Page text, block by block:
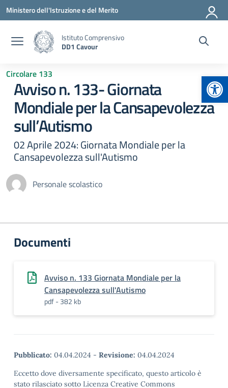
Vai ai contenuti
Vai al menu di navigazione
Vai al footer
Ministero dell'Istruzione e del Merito
Istituto Comprensivo
DD1 Cavour
Circolare 133
Avviso n. 133- Giornata
Mondiale per la Cansapevolezza
sull’Autismo
02 Aprile 2024: Giornata Mondiale per la
Cansapevolezza sull'Autismo
Personale scolastico
Documenti
Avviso n. 133 Giornata Mondiale per la
Cansapevolezza sull'Autismo
pdf - 382 kb
Pubblicato: 04.04.2024 - Revisione: 04.04.2024
Eccetto dove diversamente specificato, questo articolo è
stato rilasciato sotto Licenza Creative Commons